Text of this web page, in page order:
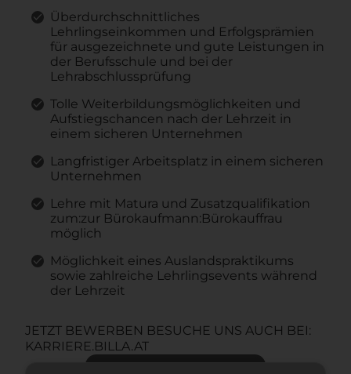
Überdurchschnittliches
Lehrlingseinkommen und Erfolgsprämien
für ausgezeichnete und gute Leistungen in
der Berufsschule und bei der
Lehrabschlussprüfung
Tolle Weiterbildungsmöglichkeiten und
Aufstiegschancen nach der Lehrzeit in
einem sicheren Unternehmen
Langfristiger Arbeitsplatz in einem sicheren
Unternehmen
Lehre mit Matura und Zusatzqualifikation
zum:zur Bürokaufmann:Bürokauffrau
möglich
Möglichkeit eines Auslandspraktikums
sowie zahlreiche Lehrlingsevents während
der Lehrzeit
JETZT BEWERBEN BESUCHE UNS AUCH BEI:
KARRIERE.BILLA.AT